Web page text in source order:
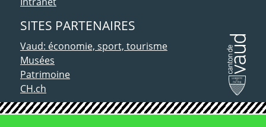
SITES PARTENAIRES
Vaud: économie, sport, tourisme
Musées
Patrimoine
CH.ch